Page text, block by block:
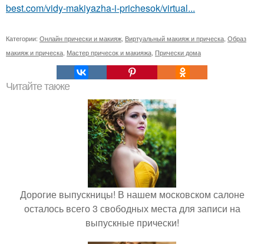
best.com/vidy-makiyazha-i-prichesok/virtual...
Категории: Онлайн прически и макияж Виртуальный макияж и прическа Образ
макияж и прическа Мастер причесок и макияжа Прически дома
Читайте также
Дорогие выпускницы! В нашем московском салоне
осталось всего 3 свободных места для записи на
выпускные прически!